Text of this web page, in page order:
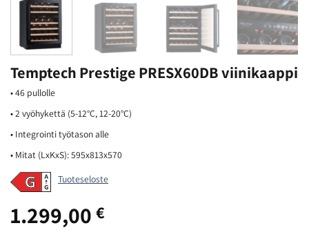
Temptech Prestige PRESX60DB viinikaappi
• 46 pullolle
• 2 vyöhykettä (5-12°C, 12-20°C)
• Integrointi työtason alle
• Mitat (LxKxS): 595x813x570
Tuoteseloste
1.299,00 €